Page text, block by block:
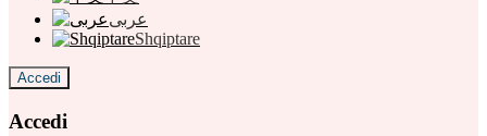
عربى
Shqiptare
Accedi
Accedi